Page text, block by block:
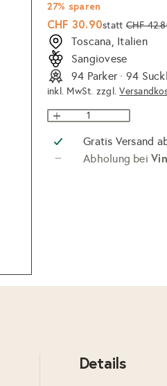
27% sparen
Sonderpreis
CHF 30.90
Normaler
Preis
stattCHF
Toscana, Italien
Sangiovese
94 Parker · 94
inkl. MwSt. zzgl.
Gratis Versand
Abholung bei
Details